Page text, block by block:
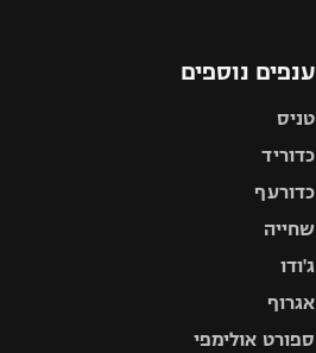
ענפים נוספים
טניס
כדוריד
כדורעף
שחייה
ג'ודו
אגרוף
ספורט אולימפי